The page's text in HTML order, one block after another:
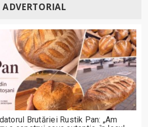
ADVERTORIAL
Brutăriei Rustik Pan: „Am